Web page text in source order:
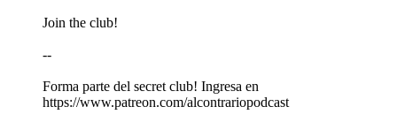
Join the club!
--
Forma parte del secret club! Ingresa en
https://www.patreon.com/alcontrariopodcast